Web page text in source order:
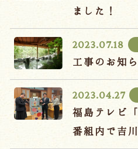
ました！
2023.07.18
工事のお知
2023.04.27
福島テレビ
番組内で吉
024-542-
Language